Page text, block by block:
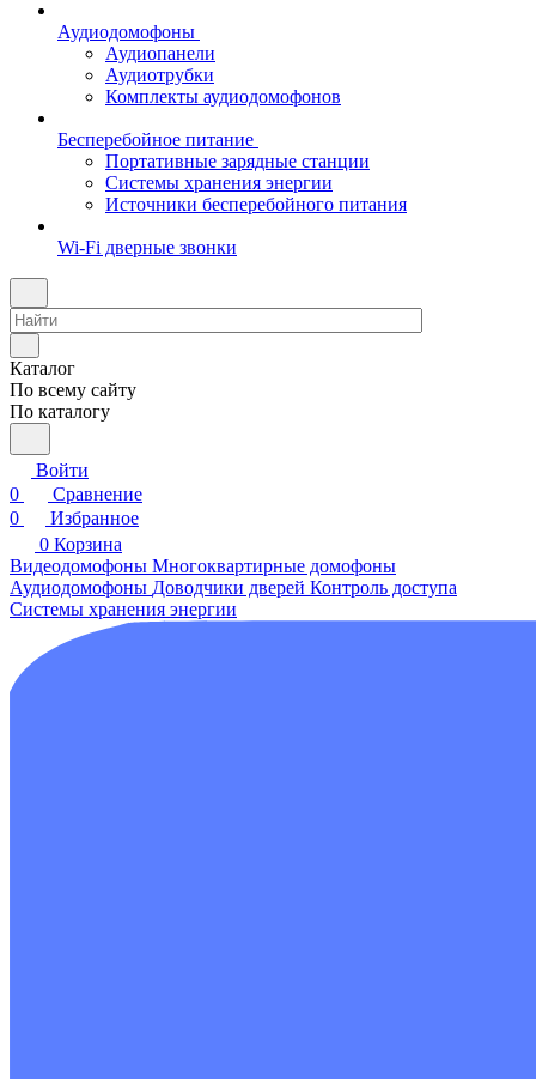
Аудиодомофоны
Аудиопанели
Аудиотрубки
Комплекты аудиодомофонов
Бесперебойное питание
Портативные зарядные станции
Системы хранения энергии
Источники бесперебойного питания
Wi-Fi дверные звонки
Каталог
По всему сайту
По каталогу
Войти
0
Сравнение
0
Избранное
0 Корзина
Видеодомофоны Многоквартирные домофоны
Аудиодомофоны Доводчики дверей Контроль доступа
Системы хранения энергии